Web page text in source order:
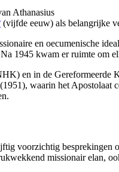
Athanasius
(vijfde eeuw) als belangrijke
en oecumenische
1945 kwam er ruimte om
en in de Gereformeerde
waarin het
voorzichtig besprekingen
missionair elan,